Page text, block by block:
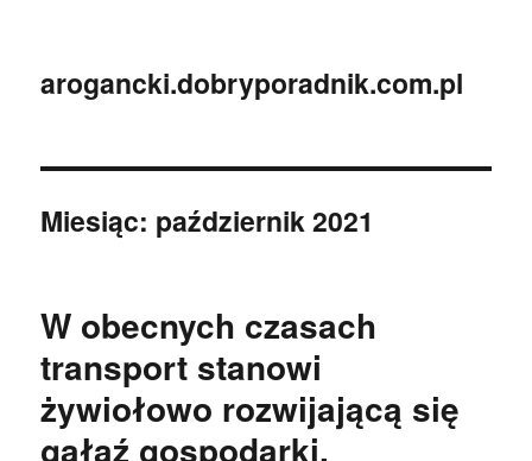
arogancki.dobryporadnik.com.pl
Miesiąc: październik 2021
W obecnych czasach
transport stanowi
żywiołowo rozwijającą się
gałąź gospodarki.